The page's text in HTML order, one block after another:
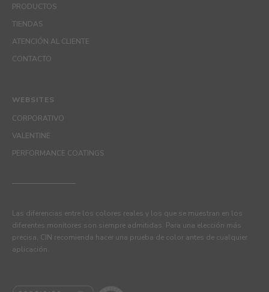
PRODUCTOS
TIENDAS
ATENCIÓN AL CLIENTE
CONTACTO
WEBSITES
CORPORATIVO
VALENTINE
PERFORMANCE COATINGS
Las diferencias entre los colores reales y los que se muestran en los
diferentes monitores son siempre admitidas. Para una elección más
precisa, CIN recomienda hacer una prueba de color antes de cualquier
aplicación.